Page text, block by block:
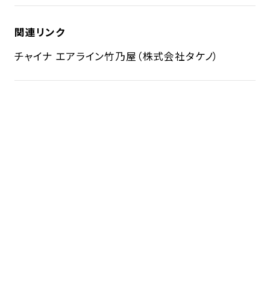
関連リンク
チャイナ エアライン竹乃屋（株式会社タケノ）